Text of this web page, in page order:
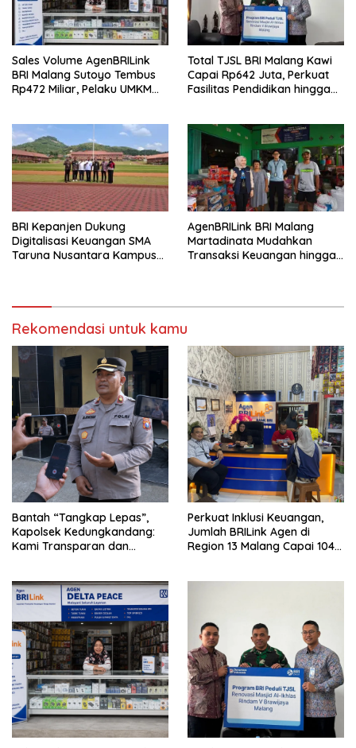
Sales Volume AgenBRILink
BRI Malang Sutoyo Tembus
Rp472 Miliar, Pelaku UMKM
Total TJSL BRI Malang Kawi
Capai Rp642 Juta, Perkuat
Fasilitas Pendidikan hingga
BRI Kepanjen Dukung
Digitalisasi Keuangan SMA
Taruna Nusantara Kampus
AgenBRILink BRI Malang
Martadinata Mudahkan
Transaksi Keuangan hingga
Rekomendasi untuk kamu
Bantah “Tangkap Lepas”,
Kapolsek Kedungkandang:
Kami Transparan dan
Perkuat Inklusi Keuangan,
Jumlah BRILink Agen di
Region 13 Malang Capai 104